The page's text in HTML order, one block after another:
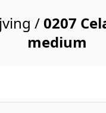
/0207
medium